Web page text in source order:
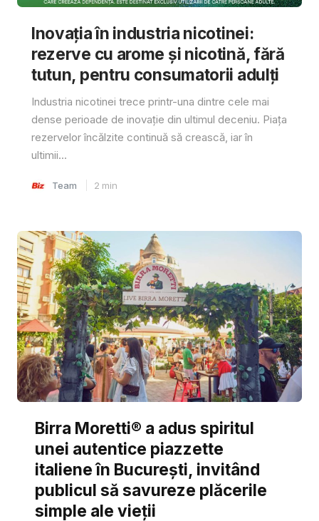
Inovația în industria nicotinei:
rezerve cu arome și nicotină, fără
tutun, pentru consumatorii adulți
Industria nicotinei trece printr-una dintre cele mai
dense perioade de inovație din ultimul deceniu. Piața
rezervelor încălzite continuă să crească, iar în
ultimii...
Team 2 min
Birra Moretti® a adus spiritul
unei autentice piazzette
italiene în București, invitând
publicul să savureze plăcerile
simple ale vieții